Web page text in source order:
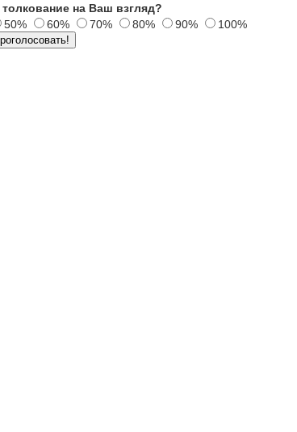
на Ваш взгляд?
50% 60% 70% 80% 90% 100%